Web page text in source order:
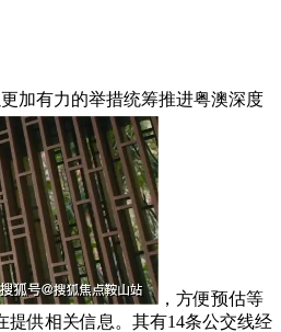
加有力的举措统筹推进粤澳深度
，方便预估等
提供相关信息。其有14条公交线经